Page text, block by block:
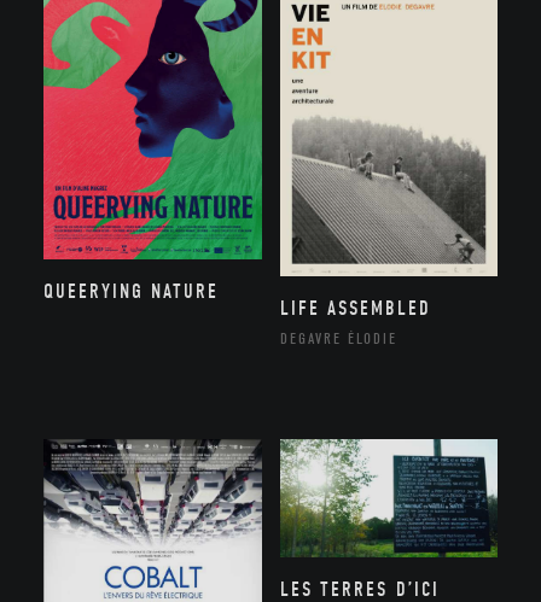
QUEERYING NATURE
LIFE ASSEMBLED
DEGAVRE ÉLODIE
LES TERRES D’ICI